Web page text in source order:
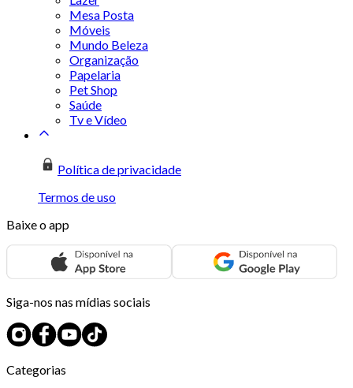
Mesa Posta
Móveis
Mundo Beleza
Organização
Papelaria
Pet Shop
Saúde
Tv e Vídeo
Política de privacidade
Termos de uso
Baixe o app
Siga-nos nas mídias sociais
Categorias